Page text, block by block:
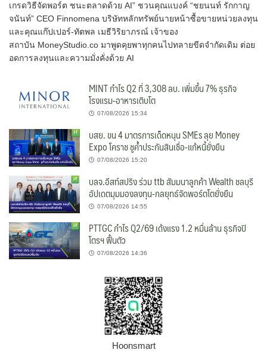
เกรดวิธีจัดพอร์ต ชนะตลาดด้วย AI” ชวนคุณแบงค์ “ชยนนท์ รักกาญ
จนันท์” CEO Finnomena บริษัทหลักทรัพย์นายหน้าซื้อขายหน่วยลงทุน
และคุณแก๊ปเปอร์-ทัตพล เมธีวิริยาภรณ์ เจ้าของ
สถาบัน MoneyStudio.co มาพูดคุยพาทุกคนไปทลายขีดจำกัดเดิม ต่อย
อดการลงทุนและความมั่งคั่งด้วย AI
MINT กำไร Q2 ที่ 3,308 ลบ. เพิ่มขึ้น 7% ธุรกิจ
โรงแรม-อาหารเติบโต
07/08/2026 15:34
บสย. ขน 4 มาตรการเด็ดหนุน SMEs ลุย Money
Expo โคราช ชูค้ำประกันสินเชื่อ-แก้หนี้ยั่งยืน
07/08/2026 15:20
บลจ.อีสท์สปริง ร่วม ttb สัมมนาลูกค้า Wealth ชลบุรี
อัปเดตมุมมองลงทุน-กลยุทธ์จัดพอร์ตโตยั่งยืน
07/08/2026 14:55
PTTGC กำไร Q2/69 เด้งแรง 1.2 หมื่นล้าน ธุรกิจปิ
โตรฯ ฟื้นตัว
07/08/2026 14:36
Hoonsmart